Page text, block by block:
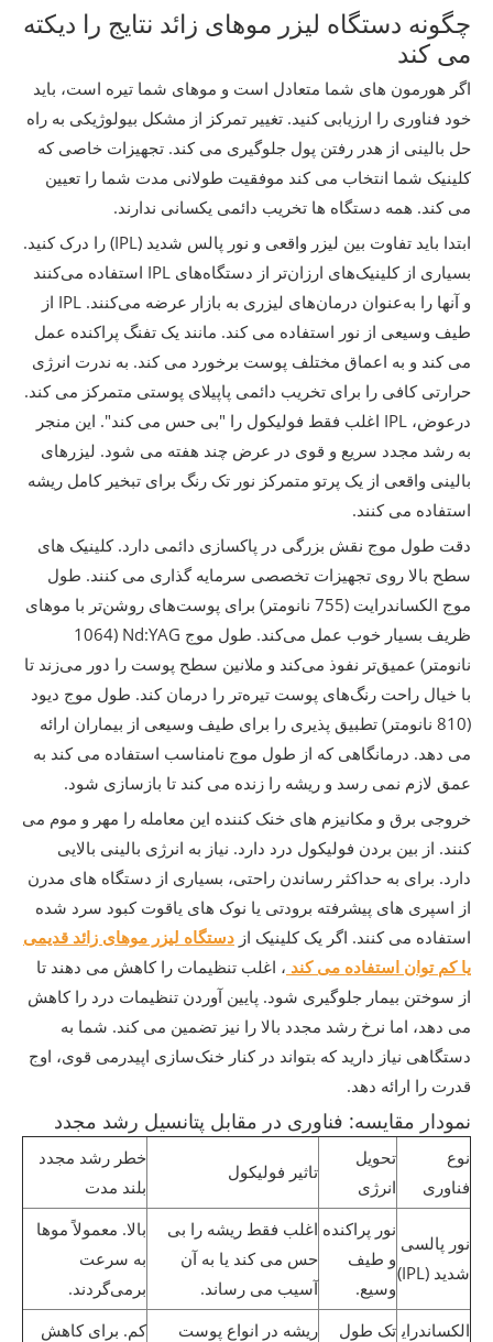
چگونه دستگاه لیزر موهای زائد نتایج را دیکته
می کند
اگر هورمون های شما متعادل است و موهای شما تیره است، باید
خود فناوری را ارزیابی کنید. تغییر تمرکز از مشکل بیولوژیکی به راه
حل بالینی از هدر رفتن پول جلوگیری می کند. تجهیزات خاصی که
کلینیک شما انتخاب می کند موفقیت طولانی مدت شما را تعیین
می کند. همه دستگاه ها تخریب دائمی یکسانی ندارند.
ابتدا باید تفاوت بین لیزر واقعی و نور پالس شدید (IPL) را درک کنید.
بسیاری از کلینیک‌های ارزان‌تر از دستگاه‌های IPL استفاده می‌کنند
و آنها را به‌عنوان درمان‌های لیزری به بازار عرضه می‌کنند. IPL از
طیف وسیعی از نور استفاده می کند. مانند یک تفنگ پراکنده عمل
می کند و به اعماق مختلف پوست برخورد می کند. به ندرت انرژی
حرارتی کافی را برای تخریب دائمی پاپیلای پوستی متمرکز می کند.
درعوض، IPL اغلب فقط فولیکول را "بی حس می کند". این منجر
به رشد مجدد سریع و قوی در عرض چند هفته می شود. لیزرهای
بالینی واقعی از یک پرتو متمرکز نور تک رنگ برای تبخیر کامل ریشه
استفاده می کنند.
دقت طول موج نقش بزرگی در پاکسازی دائمی دارد. کلینیک های
سطح بالا روی تجهیزات تخصصی سرمایه گذاری می کنند. طول
موج الکساندرایت (755 نانومتر) برای پوست‌های روشن‌تر با موهای
ظریف بسیار خوب عمل می‌کند. طول موج Nd:YAG (1064
نانومتر) عمیق‌تر نفوذ می‌کند و ملانین سطح پوست را دور می‌زند تا
با خیال راحت رنگ‌های پوست تیره‌تر را درمان کند. طول موج دیود
(810 نانومتر) تطبیق پذیری را برای طیف وسیعی از بیماران ارائه
می دهد. درمانگاهی که از طول موج نامناسب استفاده می کند به
عمق لازم نمی رسد و ریشه را زنده می کند تا بازسازی شود.
خروجی برق و مکانیزم های خنک کننده این معامله را مهر و موم می
کنند. از بین بردن فولیکول درد دارد. نیاز به انرژی بالینی بالایی
دارد. برای به حداکثر رساندن راحتی، بسیاری از دستگاه های مدرن
از اسپری های پیشرفته برودتی یا نوک های یاقوت کبود سرد شده
استفاده می کنند. اگر یک کلینیک از دستگاه لیزر موهای زائد قدیمی
یا کم توان استفاده می کند ، اغلب تنظیمات را کاهش می دهند تا
از سوختن بیمار جلوگیری شود. پایین آوردن تنظیمات درد را کاهش
می دهد، اما نرخ رشد مجدد بالا را نیز تضمین می کند. شما به
دستگاهی نیاز دارید که بتواند در کنار خنک‌سازی اپیدرمی قوی، اوج
قدرت را ارائه دهد.
نمودار مقایسه: فناوری در مقابل پتانسیل رشد مجدد
نوع
فناوری
تحویل
انرژی
تاثیر فولیکول
خطر رشد مجدد
بلند مدت
نور پالسی
شدید (IPL)
نور پراکنده
و طیف
وسیع.
اغلب فقط ریشه را بی
حس می کند یا به آن
آسیب می رساند.
بالا. معمولاً موها
به سرعت
برمی‌گردند.
الکساندرای تک طول
ریشه در انواع پوست
کم. برای کاهش